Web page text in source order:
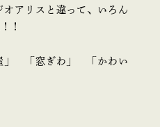
オアリスと違って、いろん
！
」 「窓ぎわ」 「かわい